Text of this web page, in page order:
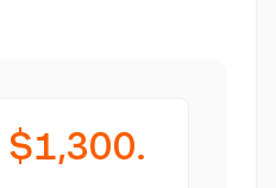
$1,300.